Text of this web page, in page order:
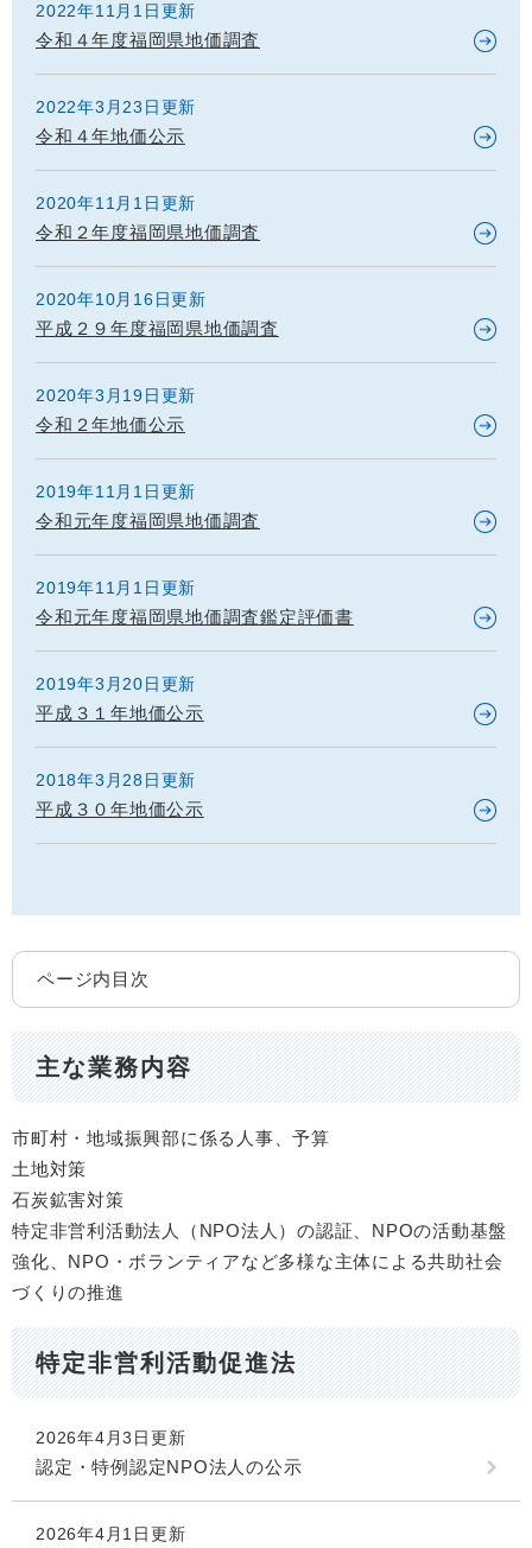
2022年11月1日更新
令和４年度福岡県地価調査
2022年3月23日更新
令和４年地価公示
2020年11月1日更新
令和２年度福岡県地価調査
2020年10月16日更新
平成２９年度福岡県地価調査
2020年3月19日更新
令和２年地価公示
2019年11月1日更新
令和元年度福岡県地価調査
2019年11月1日更新
令和元年度福岡県地価調査鑑定評価書
2019年3月20日更新
平成３１年地価公示
2018年3月28日更新
平成３０年地価公示
ページ内目次
主な業務内容
市町村・地域振興部に係る人事、予算
土地対策
石炭鉱害対策
特定非営利活動法人（NPO法人）の認証、NPOの活動基盤
強化、NPO・ボランティアなど多様な主体による共助社会
づくりの推進
特定非営利活動促進法
2026年4月3日更新
認定・特例認定NPO法人の公示
2026年4月1日更新